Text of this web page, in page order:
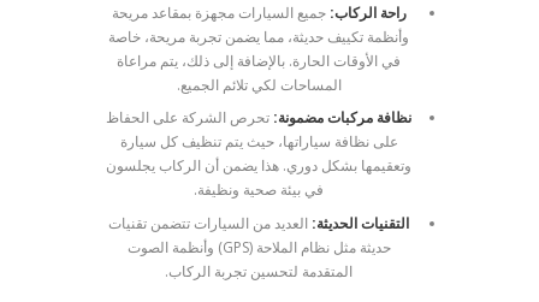
راحة الركاب: جميع السيارات مجهزة بمقاعد مريحة
وأنظمة تكييف حديثة، مما يضمن تجربة مريحة، خاصة
في الأوقات الحارة. بالإضافة إلى ذلك، يتم مراعاة
المساحات لكي تلائم الجميع.
نظافة مركبات مضمونة: تحرص الشركة على الحفاظ
على نظافة سياراتها، حيث يتم تنظيف كل سيارة
وتعقيمها بشكل دوري. هذا يضمن أن الركاب يجلسون
في بيئة صحية ونظيفة.
التقنيات الحديثة: العديد من السيارات تتضمن تقنيات
حديثة مثل نظام الملاحة (GPS) وأنظمة الصوت
المتقدمة لتحسين تجربة الركاب.